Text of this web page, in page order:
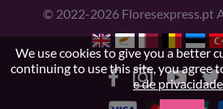
© 2022-2026 Floresexpress.pt
We use cookies to give you a better
continuing to use this site, you agree
e de